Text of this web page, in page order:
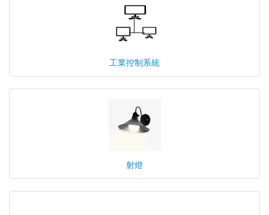
工業控制系統
射燈